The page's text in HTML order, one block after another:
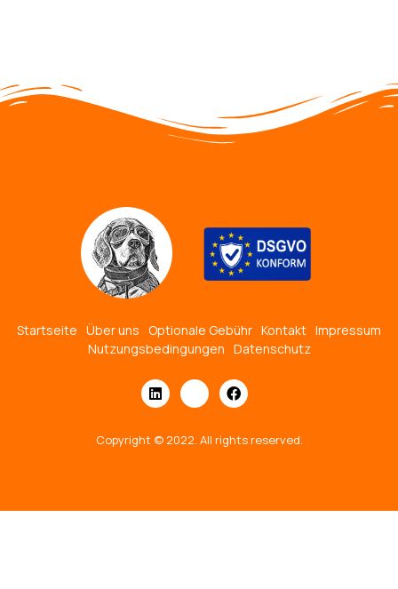
Startseite Über uns Optionale Gebühr Kontakt Impressum
Nutzungsbedingungen Datenschutz
Copyright © 2022. All rights reserved.